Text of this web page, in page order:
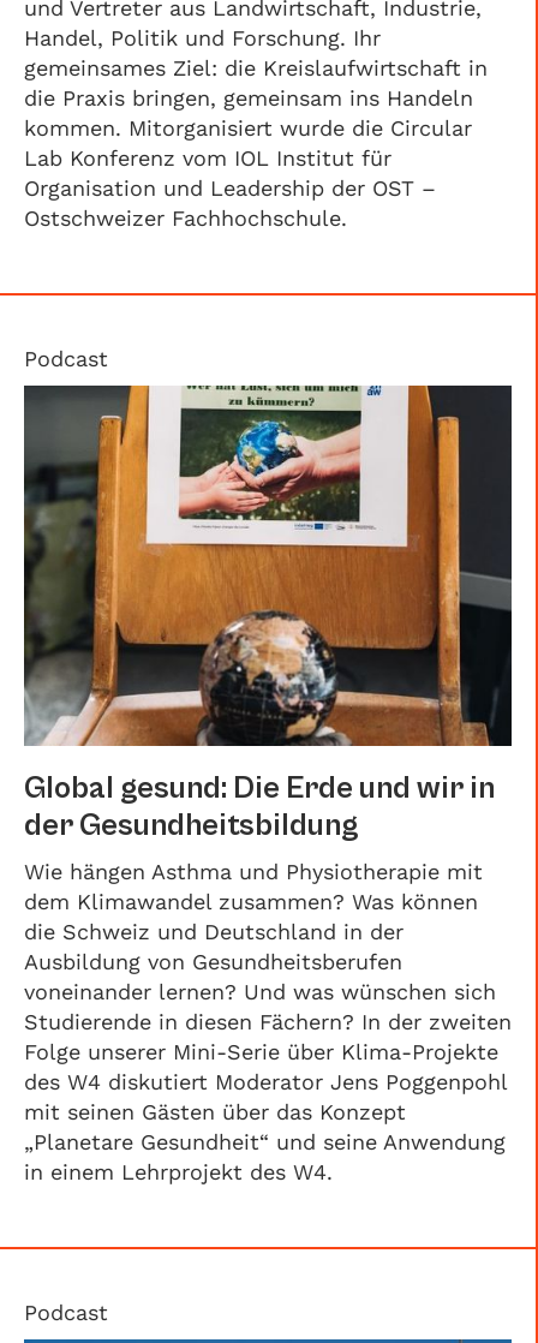
und Vertreter aus Landwirtschaft, Industrie,
Handel, Politik und Forschung. Ihr
gemeinsames Ziel: die Kreislaufwirtschaft in
die Praxis bringen, gemeinsam ins Handeln
kommen. Mitorganisiert wurde die Circular
Lab Konferenz vom IOL Institut für
Organisation und Leadership der OST –
Ostschweizer Fachhochschule.
Podcast
Global gesund: Die Erde und wir in
der Gesundheitsbildung
Wie hängen Asthma und Physiotherapie mit
dem Klimawandel zusammen? Was können
die Schweiz und Deutschland in der
Ausbildung von Gesundheitsberufen
voneinander lernen? Und was wünschen sich
Studierende in diesen Fächern? In der zweiten
Folge unserer Mini-Serie über Klima-Projekte
des W4 diskutiert Moderator Jens Poggenpohl
mit seinen Gästen über das Konzept
„Planetare Gesundheit“ und seine Anwendung
in einem Lehrprojekt des W4.
Podcast